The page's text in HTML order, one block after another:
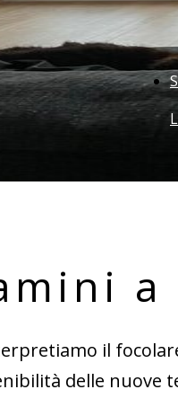
il
delle nuove